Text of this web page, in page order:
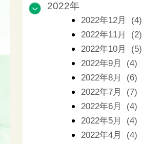
2022年
2022年12月 (4)
2022年11月 (2)
2022年10月 (5)
2022年9月 (4)
2022年8月 (6)
2022年7月 (7)
2022年6月 (4)
2022年5月 (4)
2022年4月 (4)